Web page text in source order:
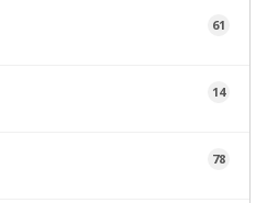
61
14
78